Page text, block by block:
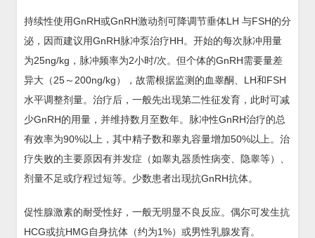
持续性使用GnRH或GnRH激动剂可降调节垂体LH 与FSH的分
泌，因而建议用GnRH脉冲泵治疗HH。开始的每次脉冲用量
为25ng/kg，脉冲频率为2小时/次。但个体的GnRH需要量差
异大（25～200ng/kg），故需根据监测的血睾酮、LH和FSH
水平调整剂量。治疗后，一般先出现第二性征发育，此时可减
少GnRH的用量，并维持数月至数年。脉冲性GnRH治疗的总
有效率为90%以上，其中精子数和睾丸容量增加50%以上。治
疗失败的主要原因有并发症（如睾丸器质性病变、隐睾等）、
剂量不足或疗程过短等。少数患者出现抗GnRH抗体。
促性腺激素的耐受性好，一般无明显不良反应。偶尔可发生抗
HCG或抗HMG自身抗体（约为1%）或男性乳腺发育。